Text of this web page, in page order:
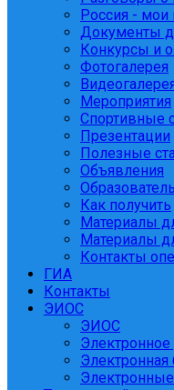
Россия - мои
Документы
Конкурсы и
Фотогалерея
Мероприятия
Спортивные
Презентации
Полезные
Объявления
Как получить
Материалы
Материалы
Контакты
ГИА
Контакты
ЭИОС
ЭИОС
Электронное
Электронная